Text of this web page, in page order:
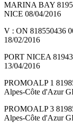
MARINA BAY
NICE 08/04/2016
V : ON 818550436
18/02/2016
PORT NICEA
13/04/2016
PROMOALP 1
Alpes-Côte d'Azur
PROMOALP 3
Alpes-Côte d'Azur